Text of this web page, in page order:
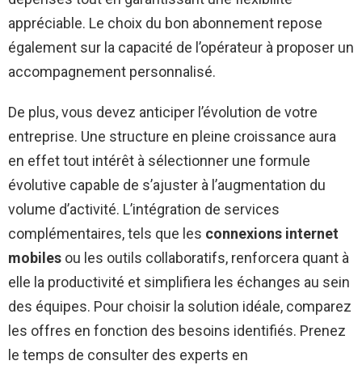
appréciable. Le choix du bon abonnement repose
également sur la capacité de l’opérateur à proposer un
accompagnement personnalisé.
De plus, vous devez anticiper l’évolution de votre
entreprise. Une structure en pleine croissance aura
en effet tout intérêt à sélectionner une formule
évolutive capable de s’ajuster à l’augmentation du
volume d’activité. L’intégration de services
complémentaires, tels que les connexions internet
mobiles ou les outils collaboratifs, renforcera quant à
elle la productivité et simplifiera les échanges au sein
des équipes. Pour choisir la solution idéale, comparez
les offres en fonction des besoins identifiés. Prenez
le temps de consulter des experts en